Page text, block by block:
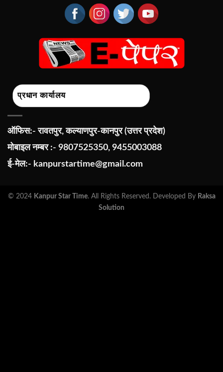
प्रधान कार्यालय
ऑफिस:- रावतपुर, कल्याणपुर-कानपुर (उत्तर प्रदेश)
मोबाइल नम्बर :- 9807525350, 9455003088
ई-मेल:- kanpurstartime@gmail.com
© 2024 Kanpur Star Time. All Rights Reserved. Developed By Raksa
Solution